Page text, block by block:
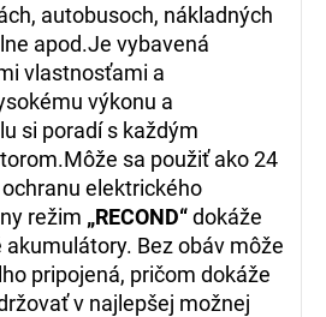
autobusoch, nákladných
apod.Je vybavená
vlastnosťami a
výkonu a
si poradí s každým
sa použiť ako 24
elektrického
režim „RECOND“dokáže
Bez obáv môže
pripojená, pričom dokáže
v najlepšej možnej